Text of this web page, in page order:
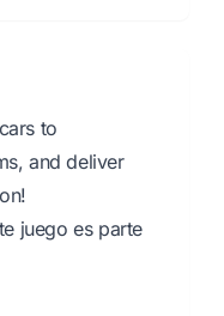
to
and deliver
juego es parte